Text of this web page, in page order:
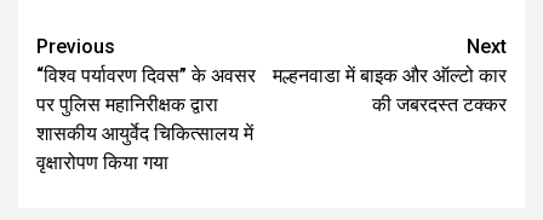
Post
navigation
Previous
“विश्व पर्यावरण दिवस” के अवसर
पर पुलिस महानिरीक्षक द्वारा
शासकीय आयुर्वेद चिकित्सालय में
वृक्षारोपण किया गया
Next
मल्हनवाडा में बाइक और ऑल्टो कार
की जबरदस्त टक्कर